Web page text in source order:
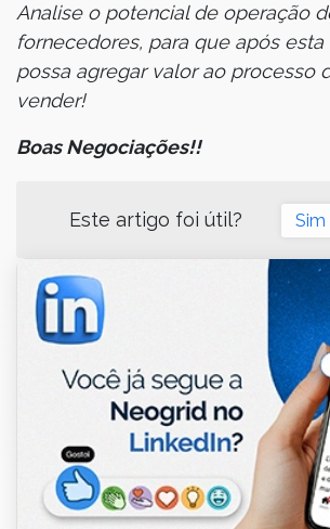
Analise o potencial de operação
fornecedores, para que após
possa agregar valor ao processo
vender!
Boas Negociações!!
Este artigo foi útil? Sim